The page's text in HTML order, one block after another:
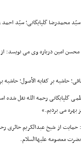
سیّد محمدرضا گلپایگانی؛ سیّد
امین درباره وی می نویسد: از
حاشیه بر کفایه الأصول؛ حاشیه
گلپایگانی رحمه الله نقل
بهره می بردیم.»
از شیخ عبدالکریم حائری
معصومه علیهاالسلام.